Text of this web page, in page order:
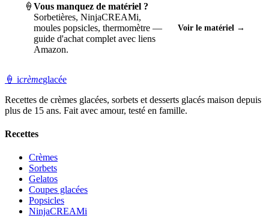
🍦 Vous manquez de matériel ?
Sorbetières, NinjaCREAMi,
moules popsicles, thermomètre —
guide d'achat complet avec liens
Amazon.
Voir le matériel →
🍦 icrèmeglacée
Recettes de crèmes glacées, sorbets et desserts glacés maison depuis
plus de 15 ans. Fait avec amour, testé en famille.
Recettes
Crèmes
Sorbets
Gelatos
Coupes glacées
Popsicles
NinjaCREAMi